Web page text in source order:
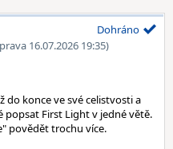
16.07.2026 19:35)
Dohráno
do konce ve své celistvosti a
popsat First Light v jedné větě.
povědět trochu více.